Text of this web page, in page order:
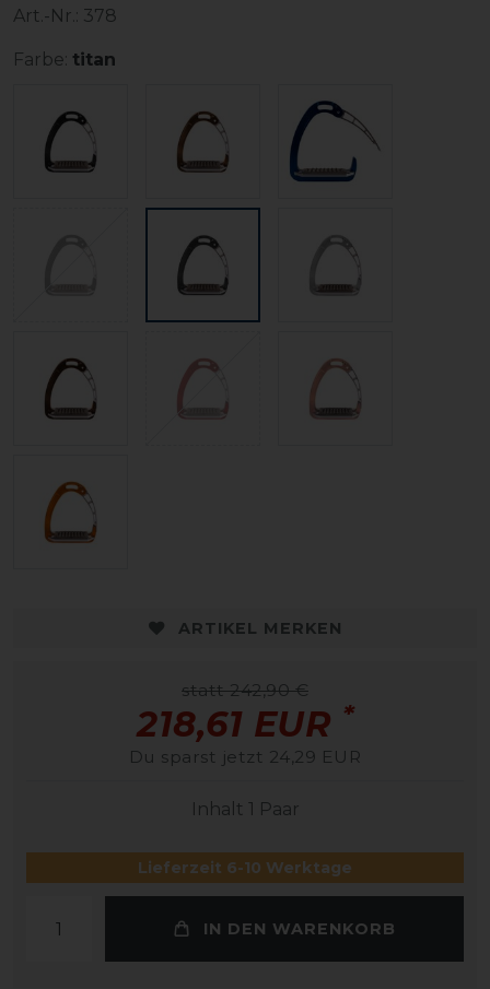
Art.-Nr.: 378
Farbe: titan
ARTIKEL MERKEN
statt 242,90 €
218,61 EUR *
Du sparst jetzt 24,29 EUR
Inhalt 1 Paar
Lieferzeit 6-10 Werktage
IN DEN WARENKORB